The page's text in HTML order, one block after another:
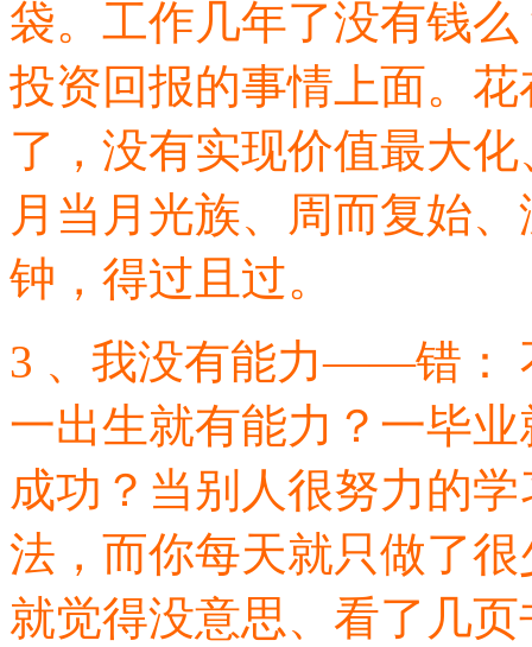
袋。工作几年了没有钱
投资回报的事情上面。
了，没有实现价值最大
月当月光族、周而复始
钟，得过且过。
3 、我没有能力——错：
一出生就有能力？一毕
成功？当别人很努力的
法，而你每天就只做了
就觉得没意思、看了几